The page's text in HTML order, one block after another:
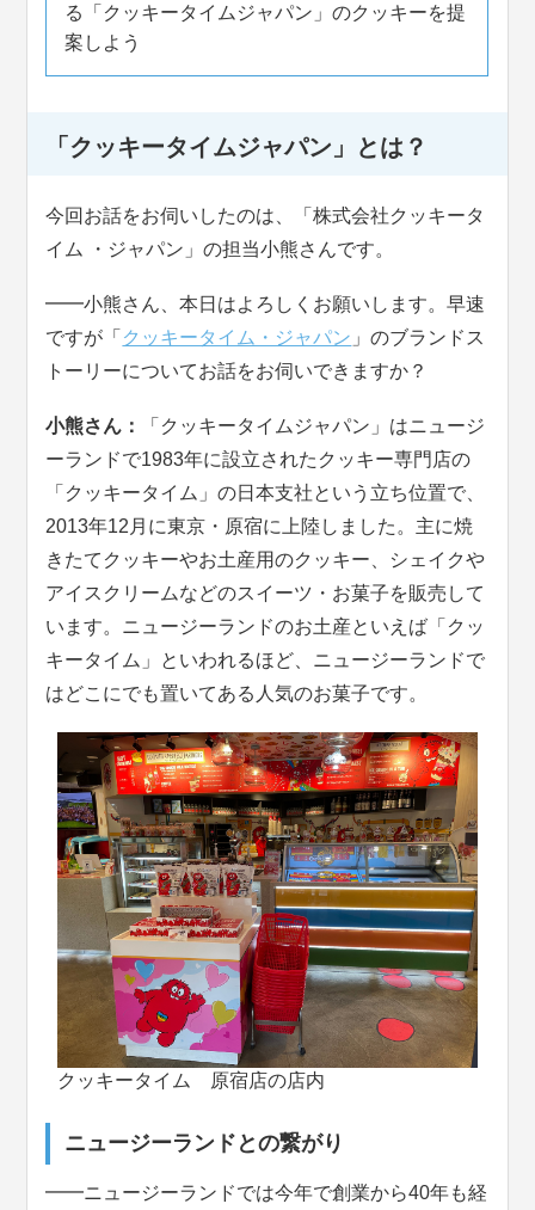
る「クッキータイムジャパン」のクッキーを提
案しよう
「クッキータイムジャパン」とは？
今回お話をお伺いしたのは、「株式会社クッキータ
イム ・ジャパン」の担当小熊さんです。
━━小熊さん、本日はよろしくお願いします。早速
ですが「 クッキータイム・ジャパン 」のブランドス
トーリーについてお話をお伺いできますか？
小熊さん：
「クッキータイムジャパン」はニュージ
ーランドで1983年に設立されたクッキー専門店の
「クッキータイム」の日本支社という立ち位置で、
2013年12月に東京・原宿に上陸しました。主に焼
きたてクッキーやお土産用のクッキー、シェイクや
アイスクリームなどのスイーツ・お菓子を販売して
います。ニュージーランドのお土産といえば「クッ
キータイム」といわれるほど、ニュージーランドで
はどこにでも置いてある人気のお菓子です。
クッキータイム 原宿店の店内
ニュージーランドとの繋がり
━━ニュージーランドでは今年で創業から40年も経